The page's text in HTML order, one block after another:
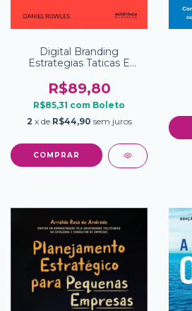
Digital Branding
Estrategias Taticas E
Impulsionar O Seu
Negocio Na Era Digital
R$89,80
R$85,31 com Boleto
2 x de R$44,90 sem juros